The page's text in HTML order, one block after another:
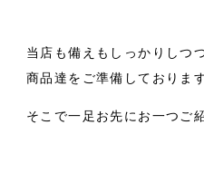
当店も備えもしっかりしつ
商品達をご準備しております
そこで一足お先にお一つご